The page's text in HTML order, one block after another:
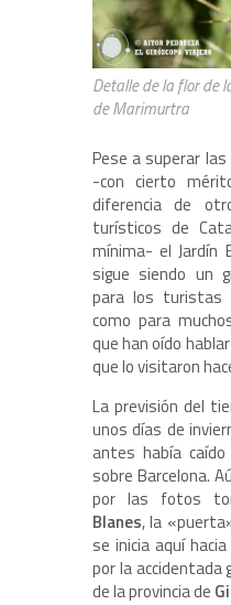
Detalle de la flor de
de Marimurtra
Pese a superar
-con cierto
diferencia de
turísticos de
mínima- el Jardín
sigue siendo un
para los turistas
como para
que han oído
que lo visitaron
La previsión del
unos días de
antes había
sobre Barcelona.
por las fotos
Blanes, la
se inicia aquí
por la accidentada
de la provincia de